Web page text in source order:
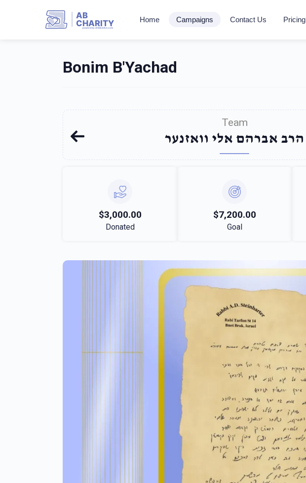
AB
CHARITY
powerd by ahblicklive.com
Home Campaigns Contact Us Pricing
Bonim B'Yachad
Team
הרב אברהם אלי וואזנער
$3,000.00
Donated
$7,200.00
Goal